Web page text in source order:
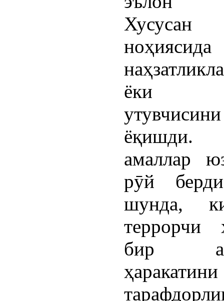
ноҳиясида
ёки
ёқишди.
амаллар
рӯй
шунда,
террорчи
бир
ҳаракатини